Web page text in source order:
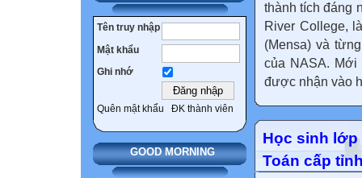
Tên truy nhập
Mật khẩu
Ghi nhớ
Quên mật khẩu ĐK thành viên
GOOD MORNING
thành tích đáng
River College,
(Mensa) và
của NASA.
được nhận vào
Học sinh lớp
Toán cấp